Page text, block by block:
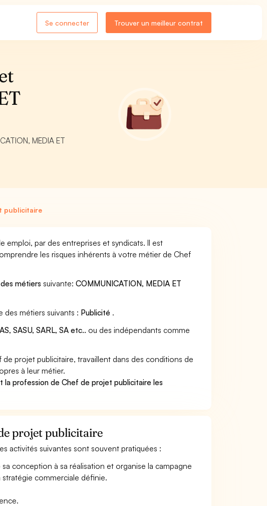
Se connecter Trouver un meilleur contrat
MEDIA ET
publicitaire
par des entreprises et syndicats. Il est
les risques inhérents à votre métier de Chef
métiers suivante:COMMUNICATION, MEDIA ET
des métiers suivants : Publicité .
SASU, SARL, SA etc.. ou des indépendants comme
projet publicitaire, travaillent dans des conditions de
à leur métier.
la profession de Chef de projet publicitaire les
projet publicitaire
activités suivantes sont souvent pratiquées :
conception à sa réalisation et organise la campagne
commerciale définie.